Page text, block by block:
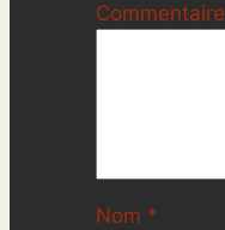
Commentaire
Nom *